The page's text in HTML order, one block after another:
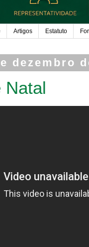
Artigos Estatuto
dezembro
Natal